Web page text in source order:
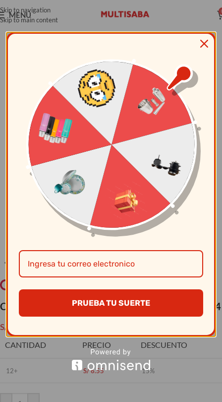
Skip to navigation
Skip to main content
MENÚ
Cristar – Copa Rioja Gran Vino 20.75 Oz 5420Al24
S/ 7.70
CANTIDAD PRECIO DESCUENTO
12+ S/6.55 15%
PRUEBA TU SUERTE